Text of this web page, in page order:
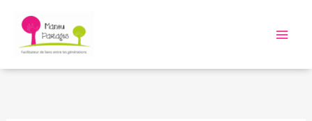
contenu